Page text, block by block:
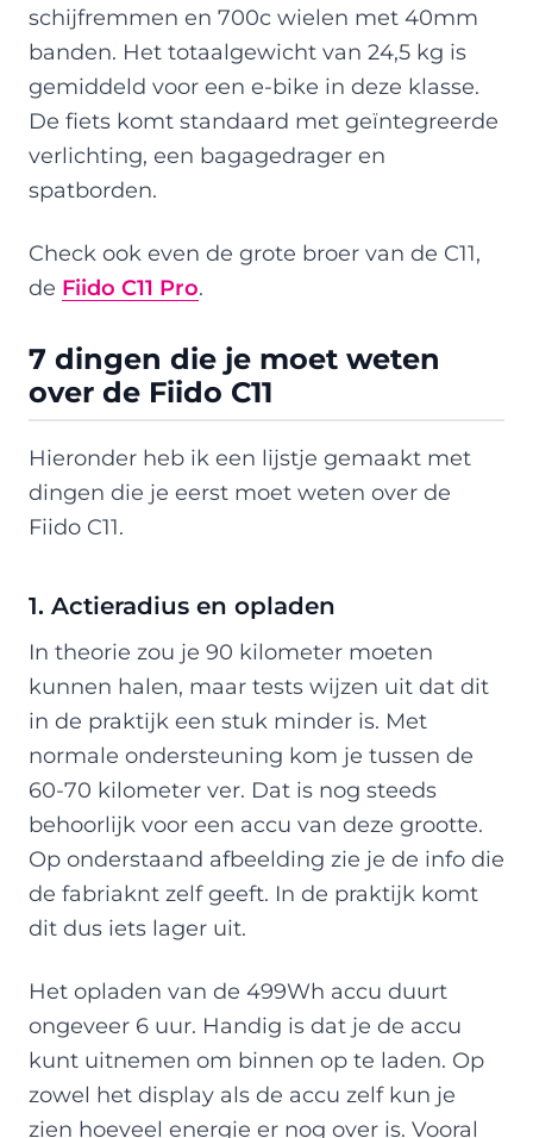
schijfremmen en 700c wielen met 40mm
banden. Het totaalgewicht van 24,5 kg is
gemiddeld voor een e-bike in deze klasse.
De fiets komt standaard met geïntegreerde
verlichting, een bagagedrager en
spatborden.
Check ook even de grote broer van de C11,
de Fiido C11 Pro.
7 dingen die je moet weten
over de Fiido C11
Hieronder heb ik een lijstje gemaakt met
dingen die je eerst moet weten over de
Fiido C11.
1. Actieradius en opladen
In theorie zou je 90 kilometer moeten
kunnen halen, maar tests wijzen uit dat dit
in de praktijk een stuk minder is. Met
normale ondersteuning kom je tussen de
60-70 kilometer ver. Dat is nog steeds
behoorlijk voor een accu van deze grootte.
Op onderstaand afbeelding zie je de info die
de fabriaknt zelf geeft. In de praktijk komt
dit dus iets lager uit.
Het opladen van de 499Wh accu duurt
ongeveer 6 uur. Handig is dat je de accu
kunt uitnemen om binnen op te laden. Op
zowel het display als de accu zelf kun je
zien hoeveel energie er nog over is. Vooral